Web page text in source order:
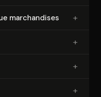
mar­chan­dises +
+
+
+